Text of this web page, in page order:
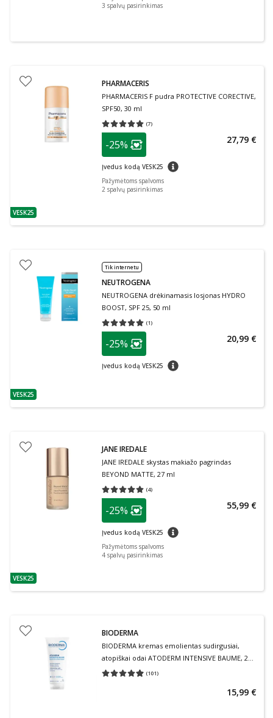
3 spalvų pasirinkimas
patarimas
VESK25
PHARMACERIS
PHARMACERIS F pudra PROTECTIVE CORECTIVE,
SPF50, 30 ml
(7)
Vidutinis įvertinimas 5.00
patarimas
Lojalumo klubo narių nuolaida
-25%
Įvedus kodą VESK25 patarimas
27,79 €
Pažymėtoms spalvoms
2 spalvų pasirinkimas
patarimas
VESK25
Tik internetu
NEUTROGENA
NEUTROGENA drėkinamasis losjonas HYDRO
BOOST, SPF 25, 50 ml
(1)
Vidutinis įvertinimas 5.00
patarimas
Lojalumo klubo narių nuolaida
-25%
Įvedus kodą VESK25 patarimas
20,99 €
patarimas
VESK25
JANE IREDALE
JANE IREDALE skystas makiažo pagrindas
BEYOND MATTE, 27 ml
(4)
Vidutinis įvertinimas 5.00
patarimas
Lojalumo klubo narių nuolaida
-25%
Įvedus kodą VESK25 patarimas
55,99 €
Pažymėtoms spalvoms
4 spalvų pasirinkimas
BIODERMA
BIODERMA kremas emolientas sudirgusiai,
atopiškai odai ATODERM INTENSIVE BAUME, 200
ml
(101)
Vidutinis įvertinimas 4.93
15,99 €